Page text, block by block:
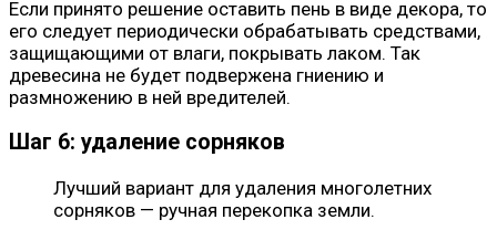
Если принято решение оставить пень в виде декора, то
его следует периодически обрабатывать средствами,
защищающими от влаги, покрывать лаком. Так
древесина не будет подвержена гниению и
размножению в ней вредителей.
Шаг 6: удаление сорняков
Лучший вариант для удаления многолетних
сорняков — ручная перекопка земли.